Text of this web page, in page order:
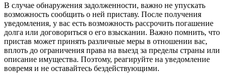
В случае обнаружения задолженности, важно не упускать
возможность сообщить о ней приставу. После получения
уведомления, у вас есть возможность рассрочить погашение
долга или договориться о его взыскании. Важно помнить, что
пристав может принять различные меры в отношении вас,
вплоть до ограничения права на выезд за пределы страны или
описание имущества. Поэтому, реагируйте на уведомление
вовремя и не оставайтесь бездействующими.